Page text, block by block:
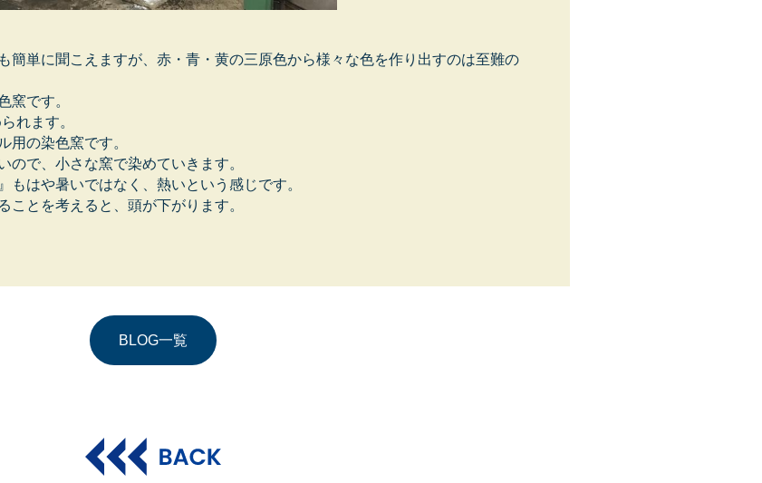
簡単に聞こえますが、赤・青・黄の三原色から様々な色を作り出すのは至難の
窯です。
れます。
用の染色窯です。
で、小さな窯で染めていきます。
もはや暑いではなく、熱いという感じです。
ことを考えると、頭が下がります。
BLOG一覧